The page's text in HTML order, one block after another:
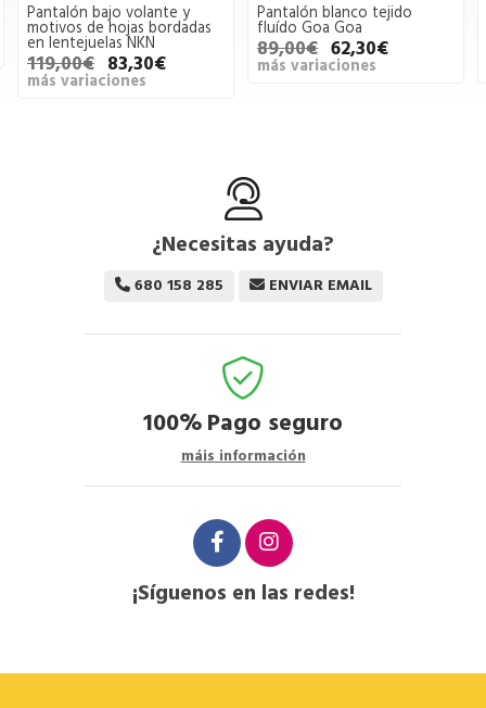
Pantalón blanco tejido
fluído Goa Goa
89,00€ 62,30€
más variaciones
Pantalón palazzo animal
print Dixie
161,00€ 112,70€
más variaciones
¿Necesitas ayuda?
680 158 285 ENVIAR EMAIL
100%Pago seguro
máis información
¡Síguenos en las redes!